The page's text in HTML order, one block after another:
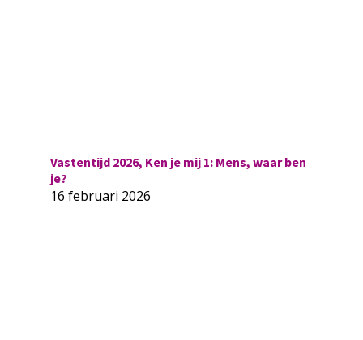
Vastentijd 2026, Ken je mij 1: Mens, waar ben
je?
16 februari 2026